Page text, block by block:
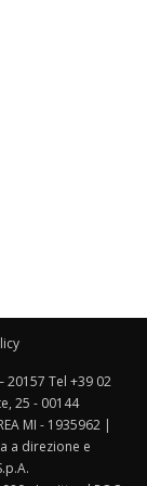
20157 Tel +39 02
25 - 00144
MI - 1935962 |
a direzione e